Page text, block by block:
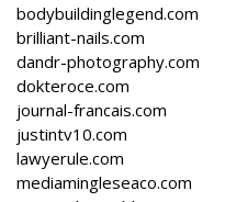
bodybuildinglegend.com
brilliant-nails.com
dandr-photography.com
dokteroce.com
journal-francais.com
justintv10.com
lawyerule.com
mediamingleseaco.com